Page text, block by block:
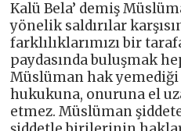
Kalü Bela’ demiş
yönelik saldırılar
farklılıklarımızı bir
paydasında buluşmak
Müslüman hak yemediği
hukukuna, onuruna el
etmez. Müslüman